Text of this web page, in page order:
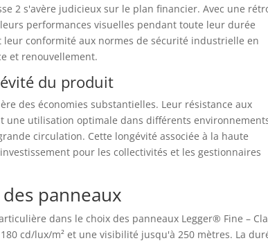
2 s'avère judicieux sur le plan financier. Avec une
performances visuelles pendant toute leur durée
conformité aux normes de sécurité industrielle en
et renouvellement.
du produit
des économies substantielles. Leur résistance aux
utilisation optimale dans différents
circulation. Cette longévité associée à la haute
pour les collectivités et les gestionnaires
panneaux
dans le choix des panneaux Legger® Fine –
cd/lux/m² et une visibilité jusqu'à 250 mètres. La